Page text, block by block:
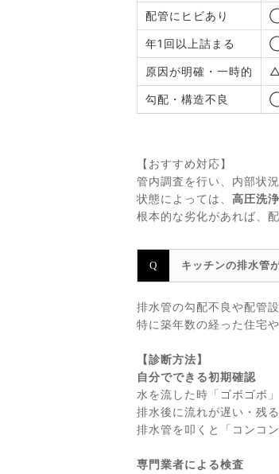
配管にヒビあり
年1回以上詰まる
原因が明確・一時的 △
勾配・構造不良
【おすすめ対応】
管内調査を行い、内部状
状態によっては、 高圧洗
根本的な劣化があれば、
キッチンの排水管
排水管の勾配不良や配管
特に築年数の経った住宅
【診断方法】
自分でできる初期確認
水を流した時「ゴボゴボ
排水後に流れが遅い・残
排水管を叩くと「コンコ
専門業者による検査